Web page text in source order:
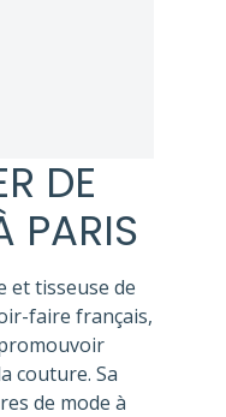
DE
PARIS
et tisseuse de
faire français,
couture. Sa
de mode à